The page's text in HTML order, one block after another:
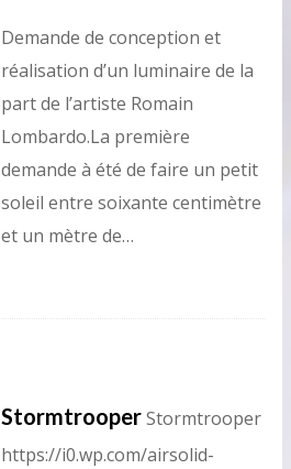
Demande de conception et
réalisation d’un luminaire de la
part de l’artiste Romain
Lombardo.La première
demande à été de faire un petit
soleil entre soixante centimètre
et un mètre de…
Stormtrooper Stormtrooper
https://i0.wp.com/airsolid-